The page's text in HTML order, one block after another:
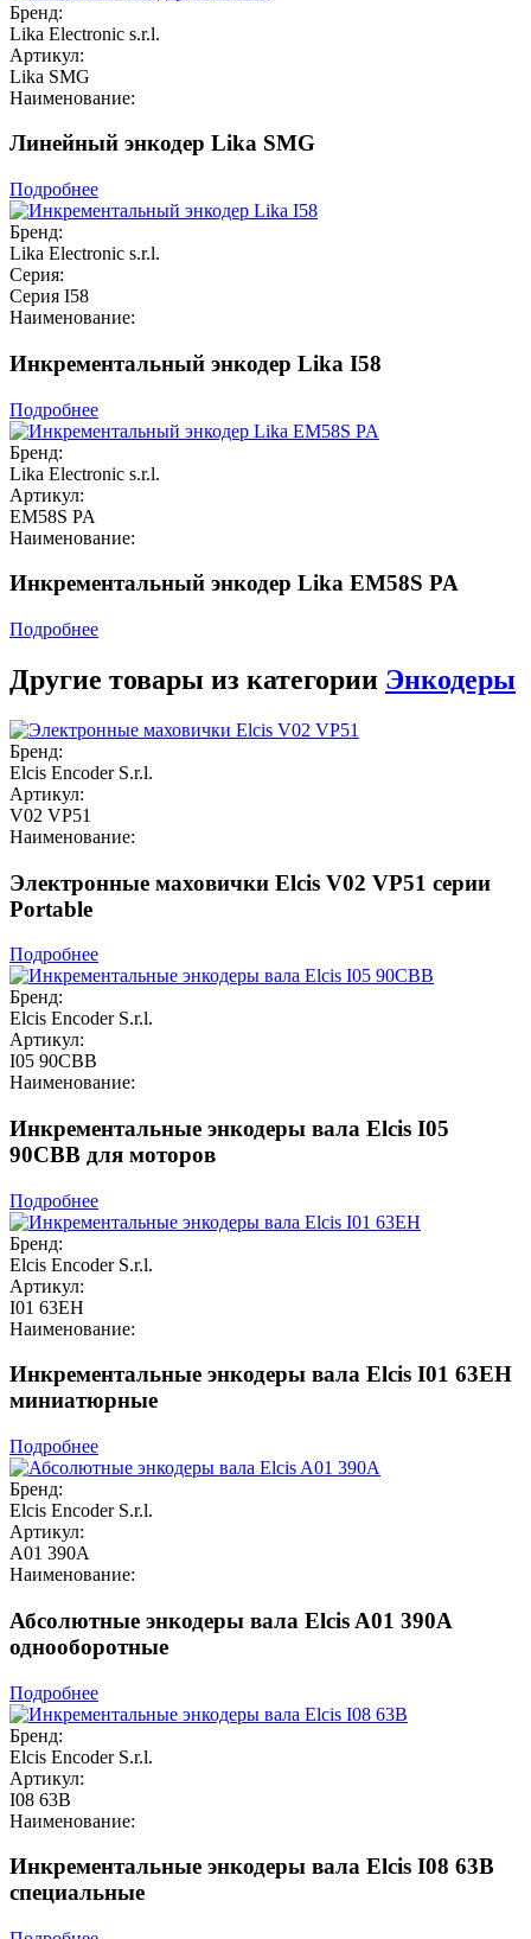
Бренд:
Lika Electronic s.r.l.
Артикул:
Lika SMG
Наименование:
Линейный энкодер Lika SMG
Подробнее
Бренд:
Lika Electronic s.r.l.
Серия:
Серия I58
Наименование:
Инкрементальный энкодер Lika I58
Подробнее
Бренд:
Lika Electronic s.r.l.
Артикул:
EM58S PA
Наименование:
Инкрементальный энкодер Lika EM58S PA
Подробнее
Другие товары из категории Энкодеры
Бренд:
Elcis Encoder S.r.l.
Артикул:
V02 VP51
Наименование:
Электронные маховички Elcis V02 VP51 серии
Portable
Подробнее
Бренд:
Elcis Encoder S.r.l.
Артикул:
I05 90CBB
Наименование:
Инкрементальные энкодеры вала Elcis I05
90CBB для моторов
Подробнее
Бренд:
Elcis Encoder S.r.l.
Артикул:
I01 63EH
Наименование:
Инкрементальные энкодеры вала Elcis I01 63EH
миниатюрные
Подробнее
Бренд:
Elcis Encoder S.r.l.
Артикул:
A01 390A
Наименование:
Абсолютные энкодеры вала Elcis A01 390A
однооборотные
Подробнее
Бренд:
Elcis Encoder S.r.l.
Артикул:
I08 63B
Наименование:
Инкрементальные энкодеры вала Elcis I08 63B
специальные